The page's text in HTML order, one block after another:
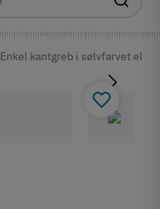
Enkel kantgreb i sølvfarvet